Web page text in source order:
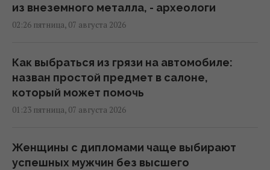
из внеземного металла, - археологи
02:26 пятница, 07 августа 2026
Как выбраться из грязи на автомобиле:
назван простой предмет в салоне,
который может помочь
01:23 пятница, 07 августа 2026
Женщины с дипломами чаще выбирают
успешных мужчин без высшего